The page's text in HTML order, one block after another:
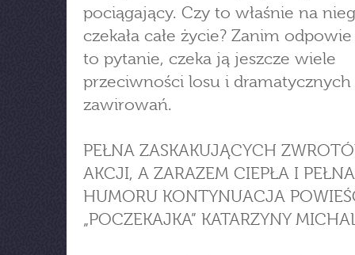
pociągający. Czy to właśnie na
czekała całe życie? Zanim
to pytanie, czeka ją jeszcze wiele
przeciwności losu i dramatycznych
zawirowań.
PEŁNA ZASKAKUJĄCYCH
AKCJI, A ZARAZEM CIEPŁA I PEŁNA
HUMORU KONTYNUACJA
„POCZEKAJKA” KATARZYNY